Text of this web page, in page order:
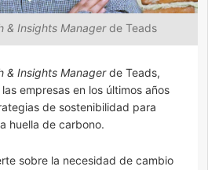
& Insights Managerde Teads
& Insights Managerde Teads,
empresas en los últimos años
de sostenibilidad para
huella de carbono.
sobre la necesidad de cambio